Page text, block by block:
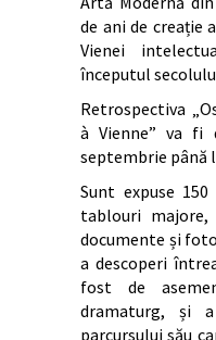
de ani de creație
Vienei
începutul
Retrospectiva
à Vienne” va fi
septembrie până
Sunt expuse
tablouri majore,
documente și
a descoperi
fost de
dramaturg, și
parcursului său